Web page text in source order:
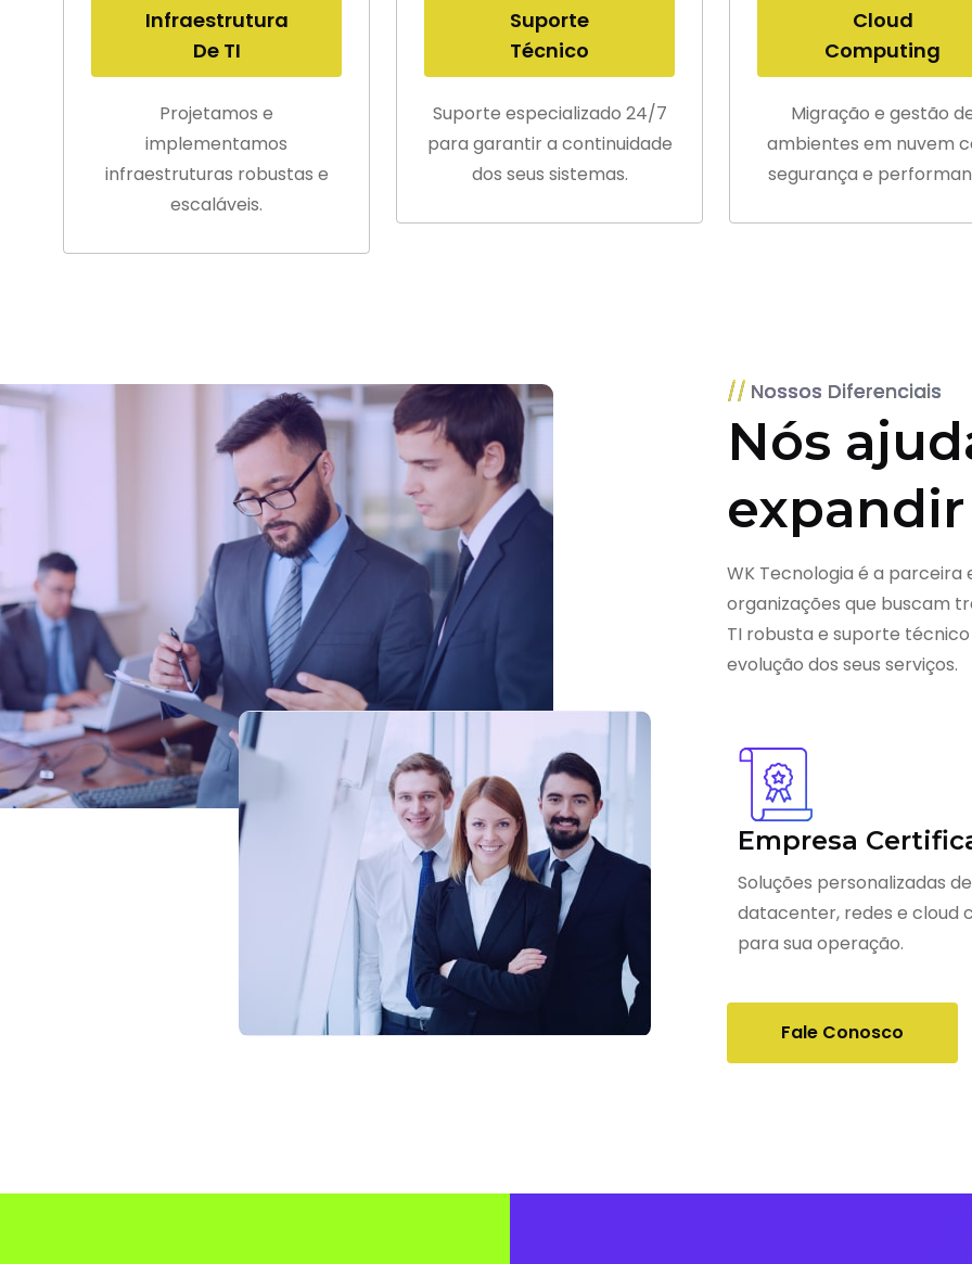
Infraestrutura
De TI
Projetamos e
implementamos
infraestruturas robustas e
escaláveis.
Suporte
Técnico
Suporte especializado 24/7
para garantir a continuidade
dos seus sistemas.
Cloud
Computing
Migração e gestão
ambientes em nuvem
segurança e
Nossos Diferenciais
Nós
WK Tecnologia é a
organizações que buscam
TI robusta e suporte
evolução dos seus serviços.
Empresa
Soluções personalizadas de
datacenter, redes e cloud
para sua operação.
Fale Conosco